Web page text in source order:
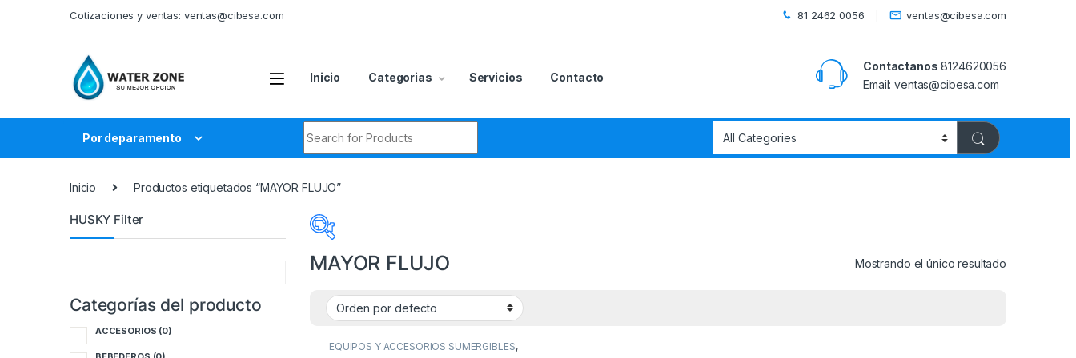
Cotizaciones y ventas: ventas@cibesa.com 81 2462 0056 ventas@cibesa.com
Inicio Categorias Servicios Contacto
Contactanos 8124620056
Email:ventas@cibesa.com
Por deparamento
Inicio Productos etiquetados “MAYOR FLUJO”
Categorías del producto
MAYOR FLUJO Mostrando el único resultado
EQUIPOS Y ACCESORIOS SUMERGIBLES,
HUSKY Filter
Categorías del producto
ACCESORIOS (0)